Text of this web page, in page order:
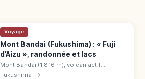
Voyage
Mont Bandai (Fukushima) : « Fuji
d’Aizu », randonnée et lacs
Mont Bandai (1 816 m), volcan actif
surnommé « Fuji d'Aizu » et 100 plus belles
Fukushima →